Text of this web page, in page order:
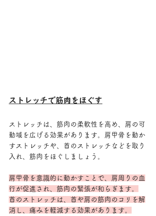
ストレッチで筋肉をほぐす
ストレッチは、筋肉の柔軟性を高め、肩の可
動域を広げる効果があります。肩甲骨を動か
すストレッチや、首のストレッチなどを取り
入れ、筋肉をほぐしましょう。
肩甲骨を意識的に動かすことで、肩周りの血
行が促進され、筋肉の緊張が和らぎます。
首のストレッチは、首や肩の筋肉のコリを解
消し、痛みを軽減する効果があります。